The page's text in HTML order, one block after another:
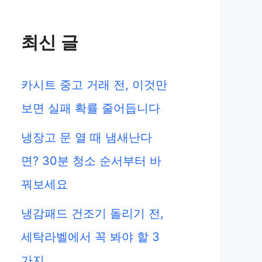
최신 글
카시트 중고 거래 전, 이것만
보면 실패 확률 줄어듭니다
냉장고 문 열 때 냄새난다
면? 30분 청소 순서부터 바
꿔보세요
냉감패드 건조기 돌리기 전,
세탁라벨에서 꼭 봐야 할 3